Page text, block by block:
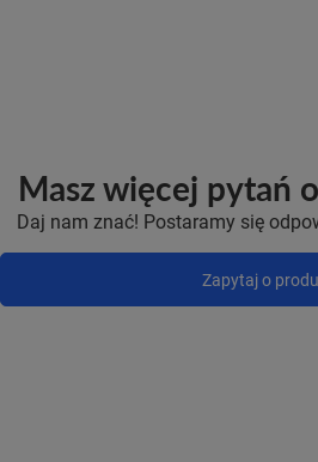
Masz więcej pytań
Daj nam znać! Postaramy się
Zapytaj o